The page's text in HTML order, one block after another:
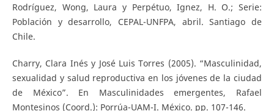
Rodríguez, Wong, Laura y Perpétuo, Ignez, H. O.; Serie:
Población y desarrollo, CEPAL-UNFPA, abril. Santiago de
Chile.
Charry, Clara Inés y José Luis Torres (2005). “Masculinidad,
sexualidad y salud reproductiva en los jóvenes de la ciudad
de México”. En Masculinidades emergentes, Rafael
Montesinos (Coord.): Porrúa-UAM-I. México. pp. 107-146.